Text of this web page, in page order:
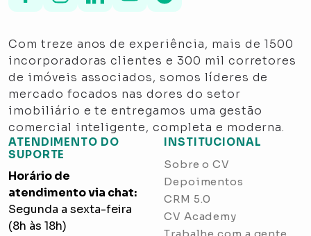
Com treze anos de experiência, mais de 1500
incorporadoras clientes e 300 mil corretores
de imóveis associados, somos líderes de
mercado focados nas dores do setor
imobiliário e te entregamos uma gestão
comercial inteligente, completa e moderna.
INSTITUCIONAL
Sobre o CV
Depoimentos
CRM 5.0
CV Academy
ATENDIMENTO DO
SUPORTE
Horário de
atendimento via chat:
Segunda a sexta-feira
(8h às 18h)